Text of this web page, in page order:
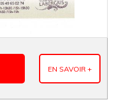
EN SAVOIR +